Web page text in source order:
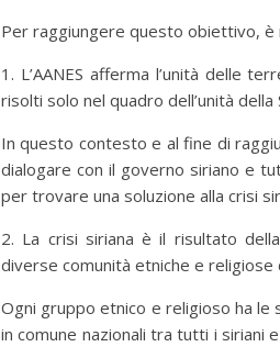
Per raggiungere questo obiettivo, è
1. L’AANES afferma l’unità delle
risolti solo nel quadro dell’unità della
In questo contesto e al fine di
dialogare con il governo siriano e
per trovare una soluzione alla crisi
2. La crisi siriana è il risultato
diverse comunità etniche e religiose
Ogni gruppo etnico e religioso ha le
in comune nazionali tra tutti i